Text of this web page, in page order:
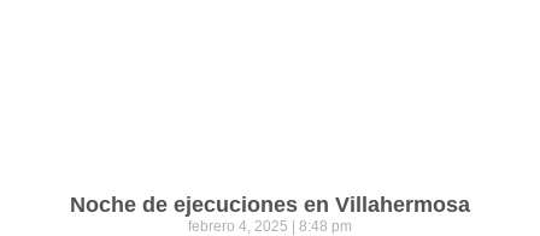
Noche de ejecuciones en Villahermosa
febrero 4, 2025 8:48 pm